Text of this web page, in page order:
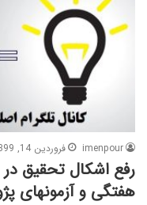
imenpour فروردین 14, 1399
رفع اشکال تحقیق در
هفتگی و آزمونهای